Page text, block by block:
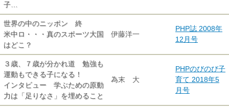
子…
世界の中のニッポン 終
米中ロ・・・真のスポーツ大国
はどこ？
伊藤洋一
PHP誌 2008年
12月号
３歳、７歳が分かれ道 勉強も
運動もできる子になる！
インタビュー 学ぶための原動
力は「足りなさ」を埋めること
為末 大
PHPのびのび子
育て 2018年5
月号